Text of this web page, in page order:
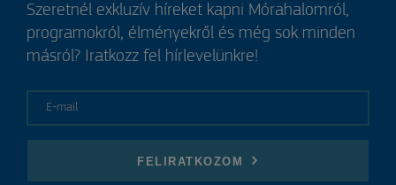
Szeretnél exkluzív híreket kapni Mórahalomról,
programokról, élményekről és még sok minden
másról? Iratkozz fel hírlevelünkre!
FELIRATKOZOM